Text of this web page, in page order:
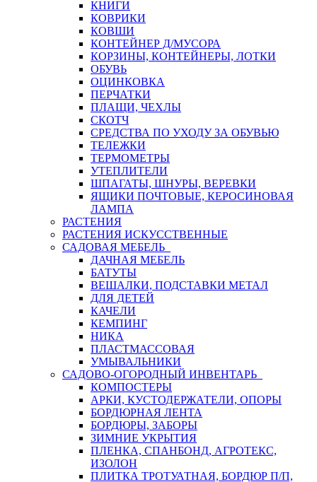
КНИГИ
КОВРИКИ
КОВШИ
КОНТЕЙНЕР Д/МУСОРА
КОРЗИНЫ, КОНТЕЙНЕРЫ, ЛОТКИ
ОБУВЬ
ОЦИНКОВКА
ПЕРЧАТКИ
ПЛАЩИ, ЧЕХЛЫ
СКОТЧ
СРЕДСТВА ПО УХОДУ ЗА ОБУВЬЮ
ТЕЛЕЖКИ
ТЕРМОМЕТРЫ
УТЕПЛИТЕЛИ
ШПАГАТЫ, ШНУРЫ, ВЕРЕВКИ
ЯЩИКИ ПОЧТОВЫЕ, КЕРОСИНОВАЯ
ЛАМПА
РАСТЕНИЯ
РАСТЕНИЯ ИСКУССТВЕННЫЕ
САДОВАЯ МЕБЕЛЬ
ДАЧНАЯ МЕБЕЛЬ
БАТУТЫ
ВЕШАЛКИ, ПОДСТАВКИ МЕТАЛ
ДЛЯ ДЕТЕЙ
КАЧЕЛИ
КЕМПИНГ
НИКА
ПЛАСТМАССОВАЯ
УМЫВАЛЬНИКИ
САДОВО-ОГОРОДНЫЙ ИНВЕНТАРЬ
КОМПОСТЕРЫ
АРКИ, КУСТОДЕРЖАТЕЛИ, ОПОРЫ
БОРДЮРНАЯ ЛЕНТА
БОРДЮРЫ, ЗАБОРЫ
ЗИМНИЕ УКРЫТИЯ
ПЛЕНКА, СПАНБОНД, АГРОТЕКС,
ИЗОЛОН
ПЛИТКА ТРОТУАТНАЯ, БОРДЮР П/П,